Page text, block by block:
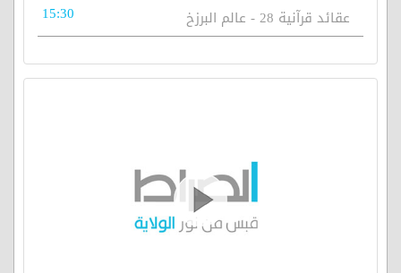
عقائد قرآنية 28 - عالم البرزخ 15:30